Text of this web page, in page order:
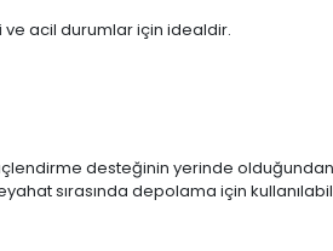
ve acil durumlar için idealdir.
desteğinin yerinde
sırasında depolama için